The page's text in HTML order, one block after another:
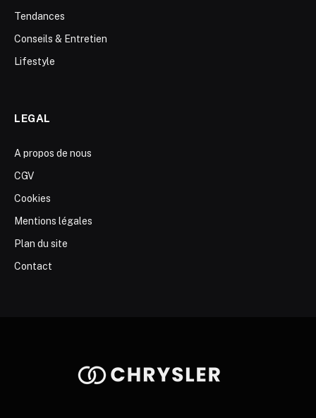
Tendances
Conseils & Entretien
Lifestyle
LEGAL
A propos de nous
CGV
Cookies
Mentions légales
Plan du site
Contact